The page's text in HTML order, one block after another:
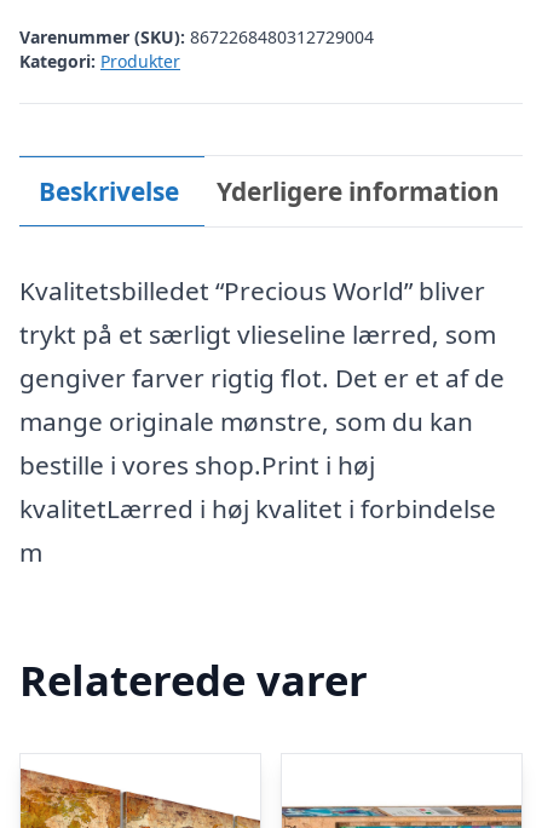
Varenummer (SKU): 8672268480312729004
Kategori: Produkter
Beskrivelse Yderligere information
Kvalitetsbilledet “Precious World” bliver
trykt på et særligt vlieseline lærred, som
gengiver farver rigtig flot. Det er et af de
mange originale mønstre, som du kan
bestille i vores shop.Print i høj
kvalitetLærred i høj kvalitet i forbindelse
m
Relaterede varer